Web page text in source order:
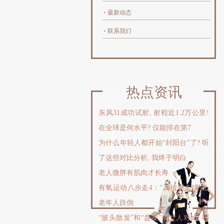
最新动态
联系我们
热点资讯
东风31成功试射, 射程近1.2万公里!
在全球是何水平? 仅能排在第7
为什么年轻人都开始“封阳台”了? 听
了这些对比分析, 我终于明白
老人微胖有肌肉才长寿
有氧运动八步走4：“高抬腿走”防止
老年人跌倒
“披头散发”和“盘发”的女人对比, 哪